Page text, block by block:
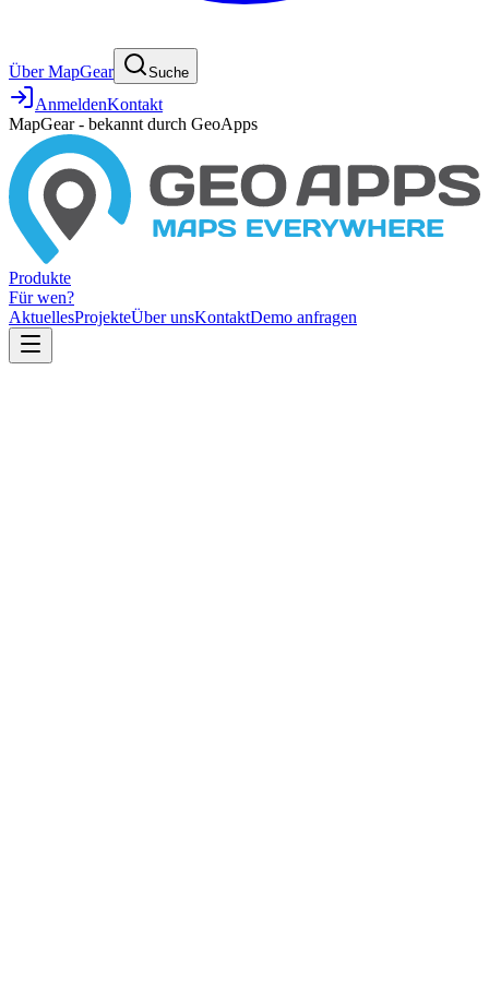
Über MapGear Suche
AnmeldenKontakt
MapGear - bekannt durch GeoApps
Produkte
Für wen?
AktuellesProjekteÜber unsKontaktDemo anfragen